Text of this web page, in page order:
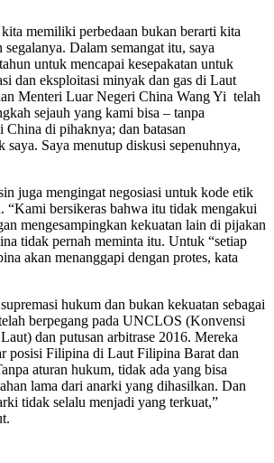
memiliki perbedaan bukan berarti kita
segalanya. Dalam semangat itu, saya
untuk mencapai kesepakatan untuk
dan eksploitasi minyak dan gas di Laut
Menteri Luar Negeri China Wang Yi telah
sejauh yang kami bisa – tanpa
China di pihaknya; dan batasan
Saya menutup diskusi sepenuhnya,
juga mengingat negosiasi untuk kode etik
“Kami bersikeras bahwa itu tidak mengakui
mengesampingkan kekuatan lain di pijakan
tidak pernah meminta itu. Untuk “setiap
akan menanggapi dengan protes, kata
hukum dan bukan kekuatan sebagai
berpegang pada UNCLOS (Konvensi
dan putusan arbitrase 2016. Mereka
posisi Filipina di Laut Filipina Barat dan
aturan hukum, tidak ada yang bisa
lama dari anarki yang dihasilkan. Dan
tidak selalu menjadi yang terkuat,”